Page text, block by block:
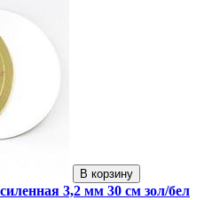
В корзину
3,2 мм 30 см зол/бел